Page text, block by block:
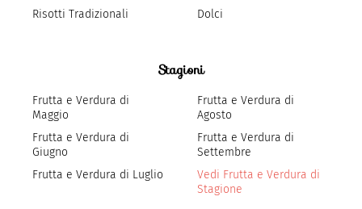
Risotti Tradizionali
Dolci
Stagioni
Frutta e Verdura di
Maggio
Frutta e Verdura di
Giugno
Frutta e Verdura di Luglio
Frutta e Verdura di
Agosto
Frutta e Verdura di
Settembre
Vedi Frutta e Verdura di
Stagione